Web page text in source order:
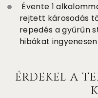
Évente 1
rejtett károsodás
repedés a gyűrűn
hibákat
ÉRDEKEL A